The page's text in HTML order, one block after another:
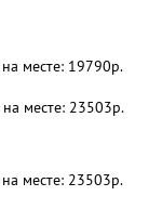
месте: 19790р.
месте: 23503р.
месте: 23503р.